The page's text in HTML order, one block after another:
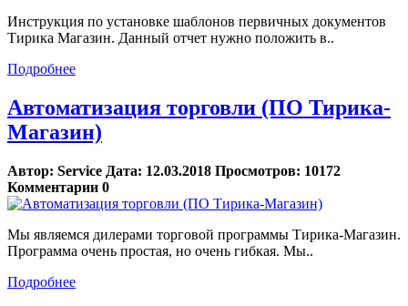
Инструкция по установке шаблонов первичных документов
Тирика Магазин. Данный отчет нужно положить в..
Подробнее
Автоматизация торговли (ПО Тирика-
Магазин)
Автор: Service Дата: 12.03.2018 Просмотров: 10172
Комментарии 0
Мы являемся дилерами торговой программы Тирика-Магазин.
Программа очень простая, но очень гибкая. Мы..
Подробнее